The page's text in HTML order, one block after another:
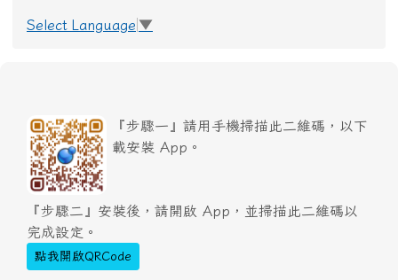
Select Language ▼
『步驟一』請用手機掃描此二維碼，以下
載安裝 App。
『步驟二』安裝後，請開啟 App，並掃描此二維碼以
完成設定。
點我開啟QRCode